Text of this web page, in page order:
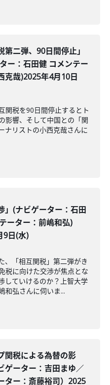
第二弾、90日間停止」
ー：石田健 コメンテー
克哉)2025年4月10日
関税を90日間停止するとト
影響、そして中国との「関
ナリストの小西克哉さんに
」(ナビゲーター：石田
ーター：前嶋和弘)
9日(水)
、「相互関税」第二弾がき
税に向けた交渉が焦点とな
していけるのか？上智大学
和弘さんに伺いま...
関税による為替の影
ゲーター：吉田まゆ／
ター：斎藤裕司）2025